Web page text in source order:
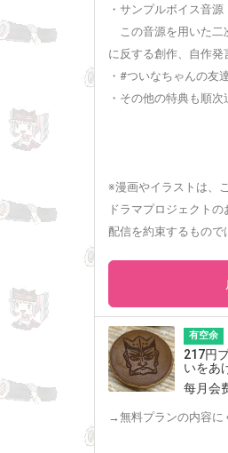
・サンプルボイス音源
この音源を用いた二
に反する創作、自作発
・#ついなちゃんの友
・その他の特典も順次
※漫画やイラストは、
ドラマプロジェクト
配信を約束するもので
有空余
217円
いをあ
每月会
→無料プランの内容に